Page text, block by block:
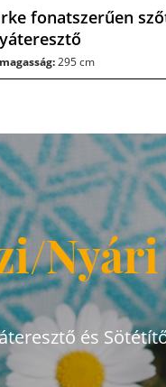
fonatszerűen
295 cm
és